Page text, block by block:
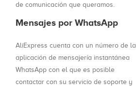
de comunicación que queramos.
Mensajes por WhatsApp
AliExpress cuenta con un número de la
aplicación de mensajería instantánea
WhatsApp con el que es posible
contactar con su servicio de soporte y